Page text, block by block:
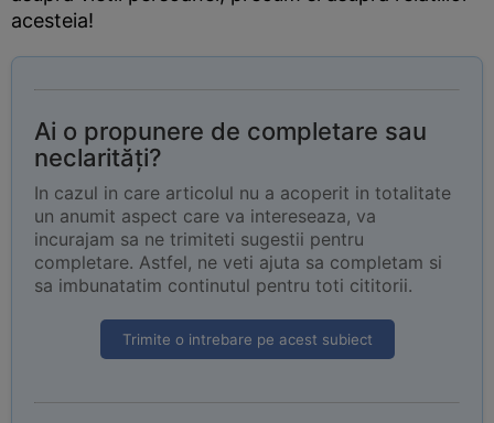
acesteia!
Ai o propunere de completare sau
neclarități?
In cazul in care articolul nu a acoperit in totalitate
un anumit aspect care va intereseaza, va
incurajam sa ne trimiteti sugestii pentru
completare. Astfel, ne veti ajuta sa completam si
sa imbunatatim continutul pentru toti cititorii.
Trimite o intrebare pe acest subiect